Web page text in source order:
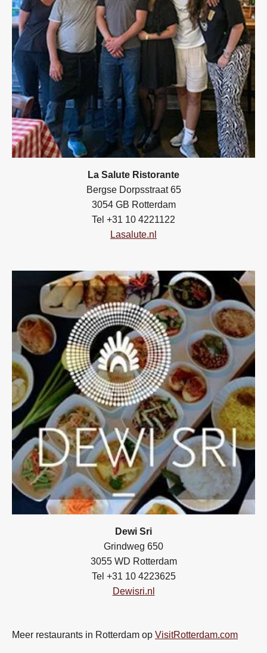
La Salute Ristorante
Bergse Dorpsstraat 65
3054 GB Rotterdam
Tel +31 10 4221122
Lasalute.nl
Dewi Sri
Grindweg 650
3055 WD Rotterdam
Tel +31 10 4223625
Dewisri.nl
Meer restaurants in Rotterdam op VisitRotterdam.com